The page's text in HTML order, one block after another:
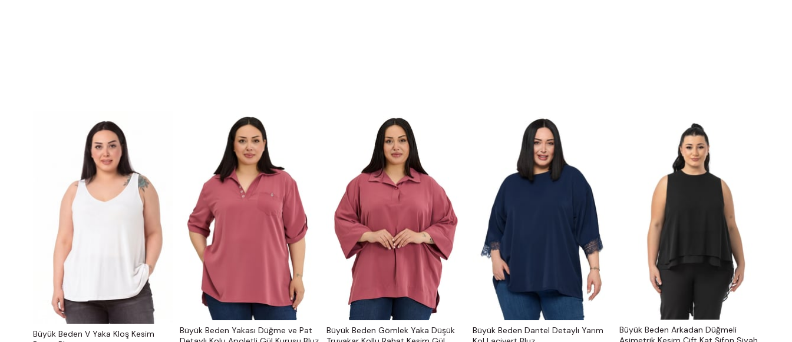
Büyük Beden V Yaka Kloş Kesim
Büyük Beden Yakası Düğme ve Pat
Büyük Beden Gömlek Yaka Düşük
Büyük Beden Dantel Detaylı Yarım
Büyük Beden Arkadan Düğmeli